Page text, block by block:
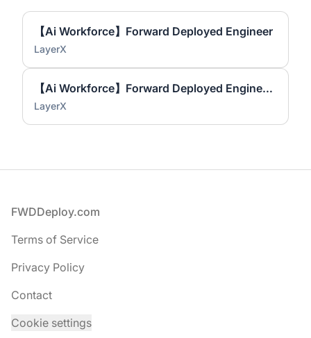
【Ai Workforce】Forward Deployed Engineer
LayerX
【Ai Workforce】Forward Deployed Engineer (Associate)
LayerX
Footer
FWDDeploy.com
Terms of Service
Privacy Policy
Contact
Cookie settings